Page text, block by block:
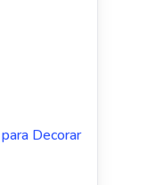
Decorar